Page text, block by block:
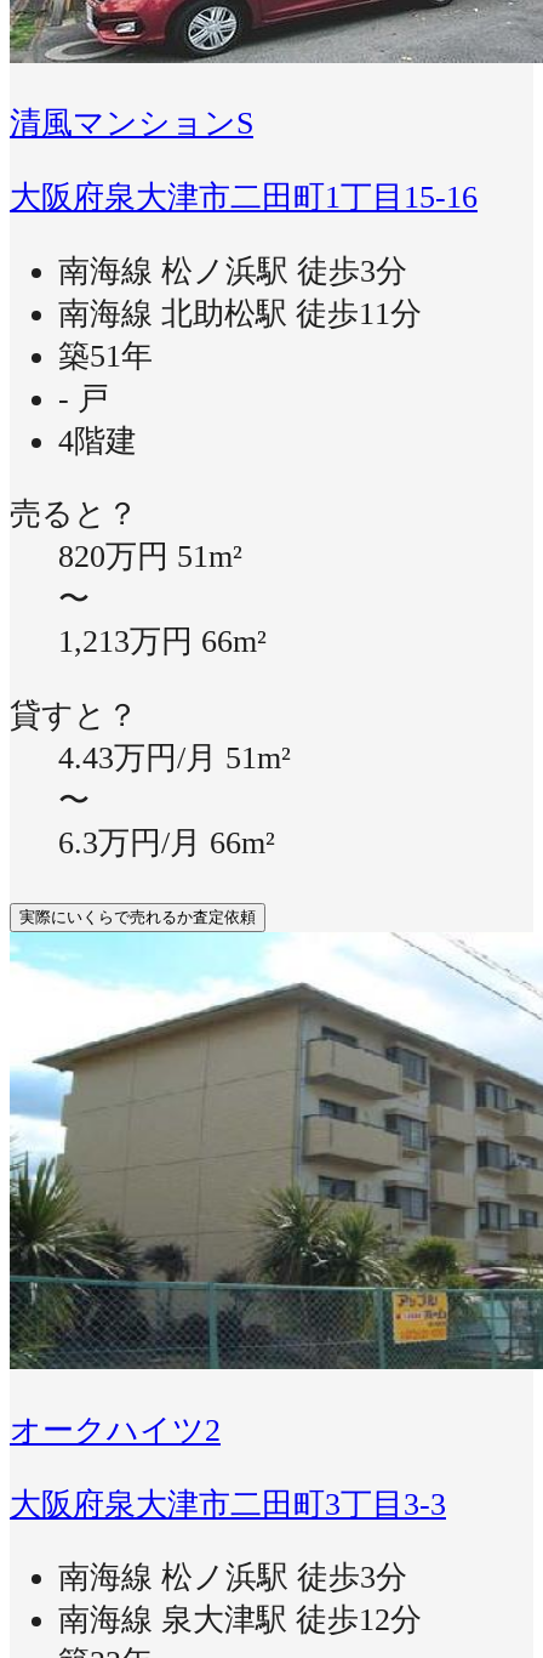
清風マンションS
大阪府泉大津市二田町1丁目15-16
南海線 松ノ浜駅 徒歩3分
南海線 北助松駅 徒歩11分
築51年
- 戸
4階建
売ると？
820万円 51m²
〜
1,213万円 66m²
貸すと？
4.43万円/月 51m²
〜
6.3万円/月 66m²
実際にいくらで売れるか査定依頼
オークハイツ2
大阪府泉大津市二田町3丁目3-3
南海線 松ノ浜駅 徒歩3分
南海線 泉大津駅 徒歩12分